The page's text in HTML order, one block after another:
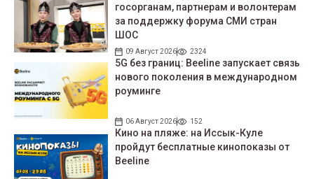
госорганам, партнерам и волонтерам
за поддержку форума СМИ стран
ШОС
09 Август 2026 2324
5G без границ: Beeline запускает связь
нового поколения в международном
роуминге
06 Август 2026 152
Кино на пляже: на Иссык-Куле
пройдут беcплатные кинопоказы от
Beeline